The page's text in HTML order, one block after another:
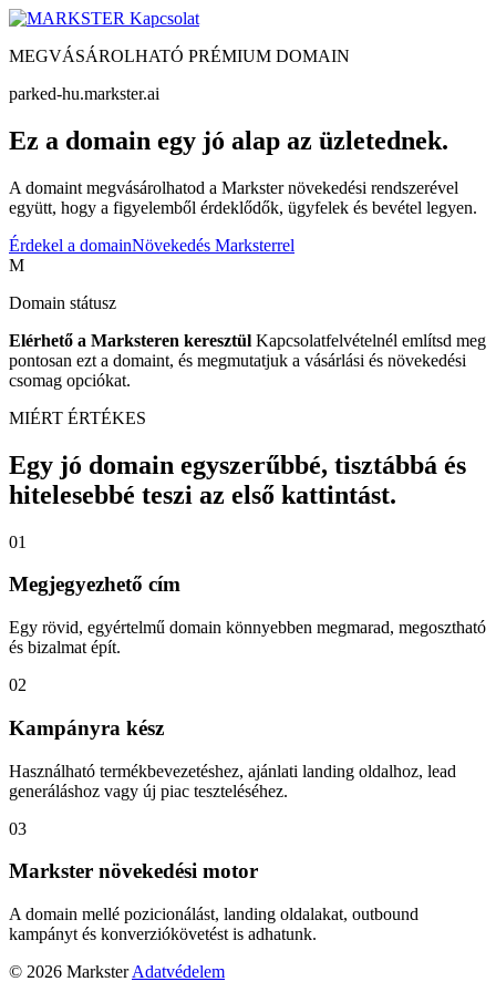
Kapcsolat
MEGVÁSÁROLHATÓ PRÉMIUM DOMAIN
parked-hu.markster.ai
Ez a domain egy jó alap az üzletednek.
A domaint megvásárolhatod a Markster növekedési rendszerével
együtt, hogy a figyelemből érdeklődők, ügyfelek és bevétel legyen.
Érdekel a domainNövekedés Marksterrel
M
Domain státusz
Elérhető a Marksteren keresztül Kapcsolatfelvételnél említsd meg
pontosan ezt a domaint, és megmutatjuk a vásárlási és növekedési
csomag opciókat.
MIÉRT ÉRTÉKES
Egy jó domain egyszerűbbé, tisztábbá és
hitelesebbé teszi az első kattintást.
01
Megjegyezhető cím
Egy rövid, egyértelmű domain könnyebben megmarad, megosztható
és bizalmat épít.
02
Kampányra kész
Használható termékbevezetéshez, ajánlati landing oldalhoz, lead
generáláshoz vagy új piac teszteléséhez.
03
Markster növekedési motor
A domain mellé pozicionálást, landing oldalakat, outbound
kampányt és konverziókövetést is adhatunk.
© 2026 Markster Adatvédelem